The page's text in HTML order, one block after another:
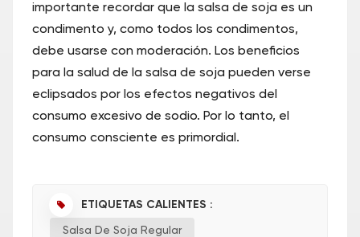
importante recordar que la salsa de soja es un
condimento y, como todos los condimentos,
debe usarse con moderación. Los beneficios
para la salud de la salsa de soja pueden verse
eclipsados por los efectos negativos del
consumo excesivo de sodio. Por lo tanto, el
consumo consciente es primordial.
ETIQUETAS CALIENTES :
Salsa De Soja Regular